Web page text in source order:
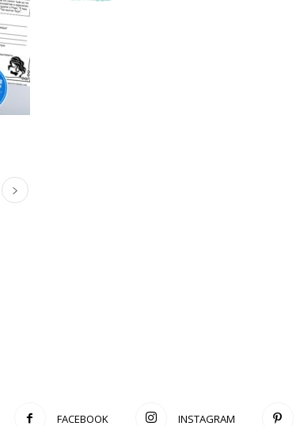
FACEBOOK INSTAGRAM